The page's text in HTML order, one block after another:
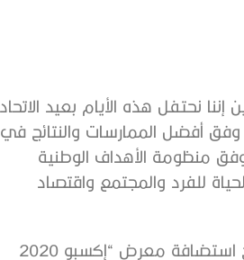
نحتفل هذه الأيام بعيد الاتحاد
الخمسين لقيام صرحنا الاتحادي المبارك وتحقيق رؤية الإمارات 2021 وفق أفضل الممارسات والنتائج في
وفق منظومة الأهداف الوطنية
للفرد والمجتمع واقتصاد
وأضاف سموه – في كلمة بمناسبة عيد الاتحاد الخمسين – إن نجاح استضافة معرض “إكسبو 2020